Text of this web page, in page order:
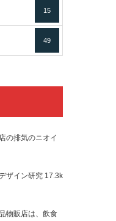
15
49
の排気のニオイ
ザイン研究 17.3k
物販店は、飲食